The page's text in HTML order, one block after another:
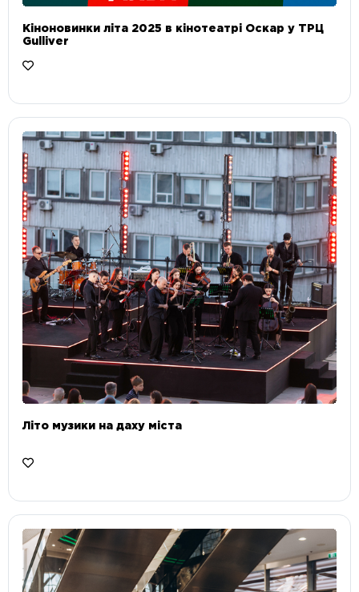
Кіноновинки літа 2025 в кінотеатрі Оскар у ТРЦ
Gulliver
Літо музики на даху міста